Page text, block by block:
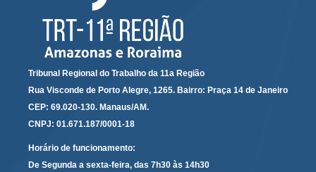
Eventos
Portal Execução
Portal Proad
Pequeno Valor
Programa Aprendizagem
Tribunal Regional do Trabalho da 11a Região
Rua Visconde de Porto Alegre, 1265. Bairro: Praça 14 de Janeiro
CEP: 69.020-130. Manaus/AM.
CNPJ: 01.671.187/0001-18
Horário de funcionamento:
De Segunda a sexta-feira, das 7h30 às 14h30